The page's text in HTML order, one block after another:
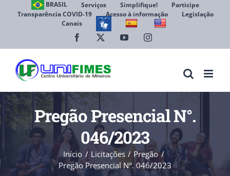
BRASIL Serviços Simplifique!
Participe
Transparência COVID-19
Acesso à informação
Legislação
Canais
Facebook YouTubeInstagram
Pregão Presencial N°.
046/2023
Início Licitações
Pregão
Pregão Presencial N°. 046/2023